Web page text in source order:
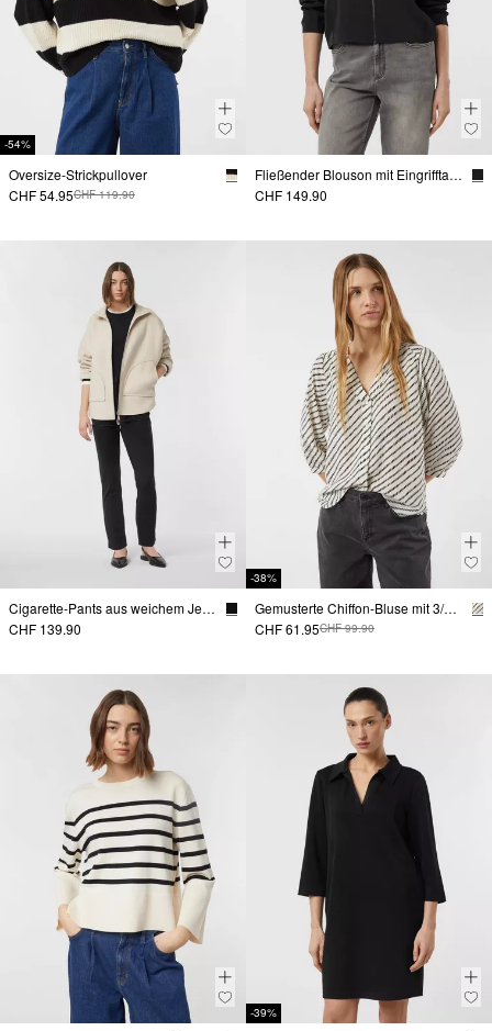
-54%
Oversize-Strickpullover
CHF 54.95CHF 119.90
Fließender Blouson mit Eingrifftaschen
CHF 149.90
Cigarette-Pants aus weichem Jersey
CHF 139.90
-38%
Gemusterte Chiffon-Bluse mit 3/4-Ärmeln und Raffung
CHF 61.95CHF 99.90
-39%